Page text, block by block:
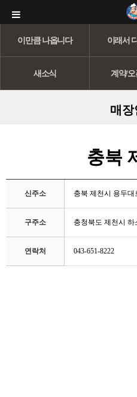
이만큼 나옵니다 이래서
새소식 계약/오
매장
충북
신주소 충북 제천시 용두대
구주소 충청북도 제천시 하
연락처 043-651-8222